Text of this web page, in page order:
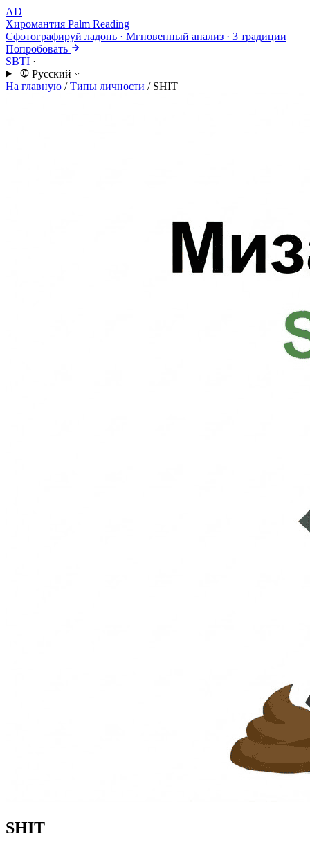
AD
Хиромантия Palm Reading
Сфотографируй ладонь · Мгновенный анализ · 3 традиции
Попробовать
SBTI ·
Русский
На главную / Типы личности / SHIT
SHIT